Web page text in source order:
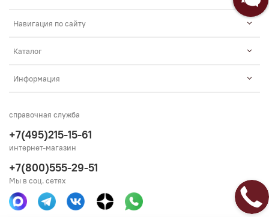
Навигация по сайту
Каталог
Информация
справочная служба
+7(495)215-15-61
интернет-магазин
+7(800)555-29-51
Мы в соц. сетях